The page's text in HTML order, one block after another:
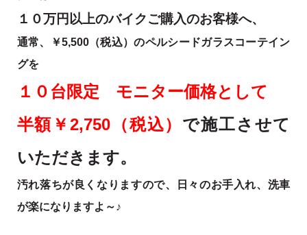
１０万円以上のバイクご購入のお客様へ、
通常、￥5,500（税込）のペルシードガラスコーテイン
グを
１０台限定 モニター価格として
半額￥2,750（税込） で施工させて
いただきます。
汚れ落ちが良くなりますので、日々のお手入れ、洗車
が楽になりますよ～♪